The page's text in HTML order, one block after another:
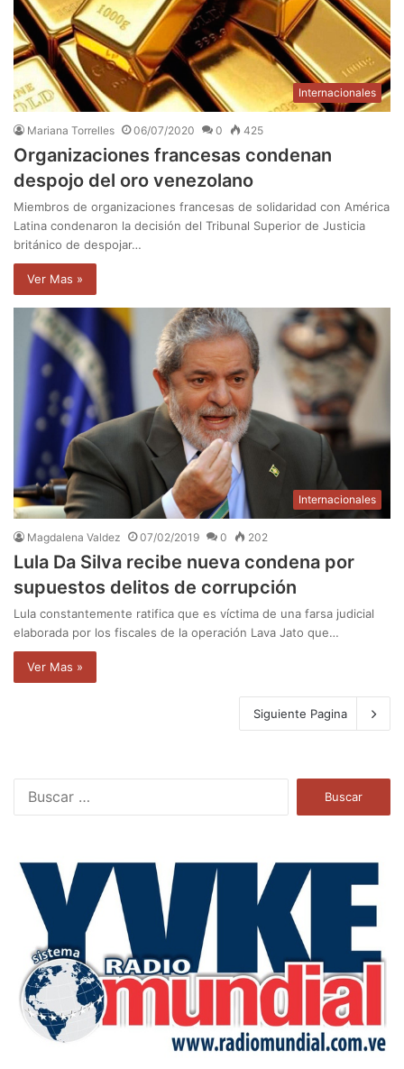
Internacionales
Mariana Torrelles 06/07/2020 0 425
Organizaciones francesas condenan
despojo del oro venezolano
Miembros de organizaciones francesas de solidaridad con América
Latina condenaron la decisión del Tribunal Superior de Justicia
británico de despojar…
Ver Mas »
Internacionales
Magdalena Valdez 07/02/2019 0 202
Lula Da Silva recibe nueva condena por
supuestos delitos de corrupción
Lula constantemente ratifica que es víctima de una farsa judicial
elaborada por los fiscales de la operación Lava Jato que…
Ver Mas »
Siguiente Pagina
a